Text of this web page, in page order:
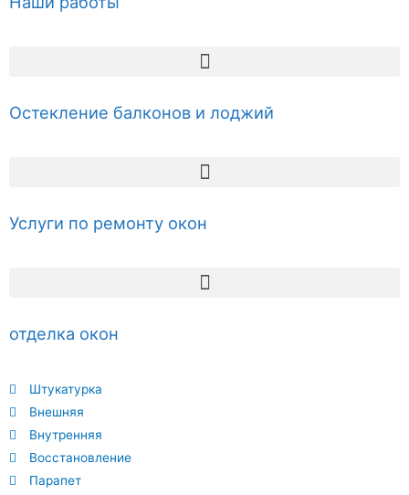
Остекление балконов и лоджий
Услуги по ремонту окон
отделка окон
Штукатурка
Внешняя
Внутренняя
Восстановление
Парапет